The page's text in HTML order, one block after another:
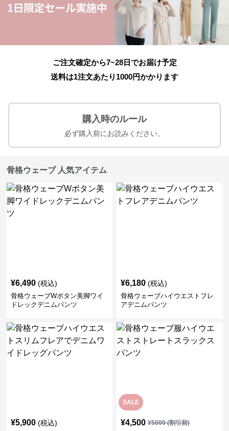
ご注文確定から7~28日でお届け予定
送料は1注文あたり 1000円かかります
購入時のルール
必ず購入前にお読みください。
骨格ウェーブ 人気アイテム
¥6,490 (税込)
骨格ウェーブWボタン美脚ワイ
ドレックデニムパンツ
¥6,180 (税込)
骨格ウェーブハイウエストフレ
アデニムパンツ
¥5,900 (税込)
SALE
¥4,500 ¥5000(割引前)